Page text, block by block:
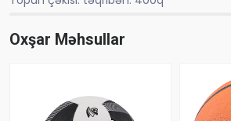
Oxşar Məhsullar